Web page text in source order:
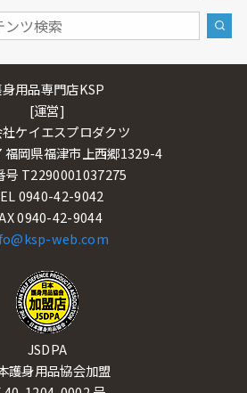
用品専門店KSP
[運営]
ケイエスプロダクツ
福岡県福津市上西郷1329-4
号 T2290001037275
0940-42-9042
0940-42-9044
web.com
JSDPA
護身用品協会加盟